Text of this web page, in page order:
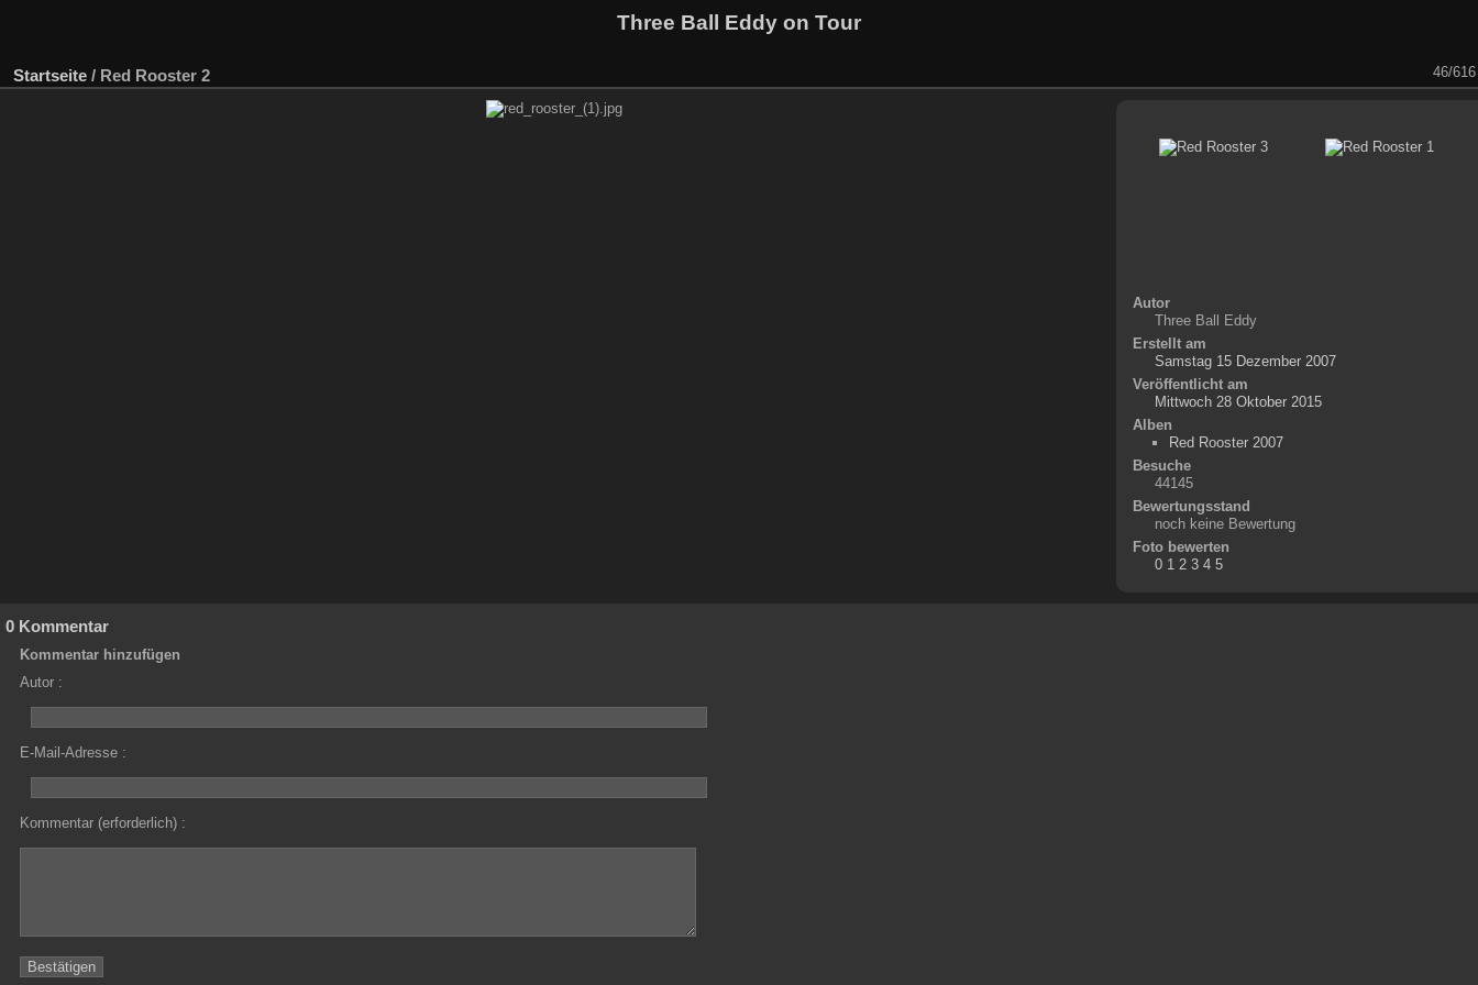
Three Ball Eddy on Tour
Startseite / Red Rooster 2 46/616
Autor
Three Ball Eddy
Erstellt am
Samstag 15 Dezember 2007
Veröffentlicht am
Mittwoch 28 Oktober 2015
Alben
Red Rooster 2007
Besuche
44145
Bewertungsstand
noch keine Bewertung
Foto bewerten
0 Kommentar
Kommentar hinzufügen
Autor :
E-Mail-Adresse :
Kommentar (erforderlich) :